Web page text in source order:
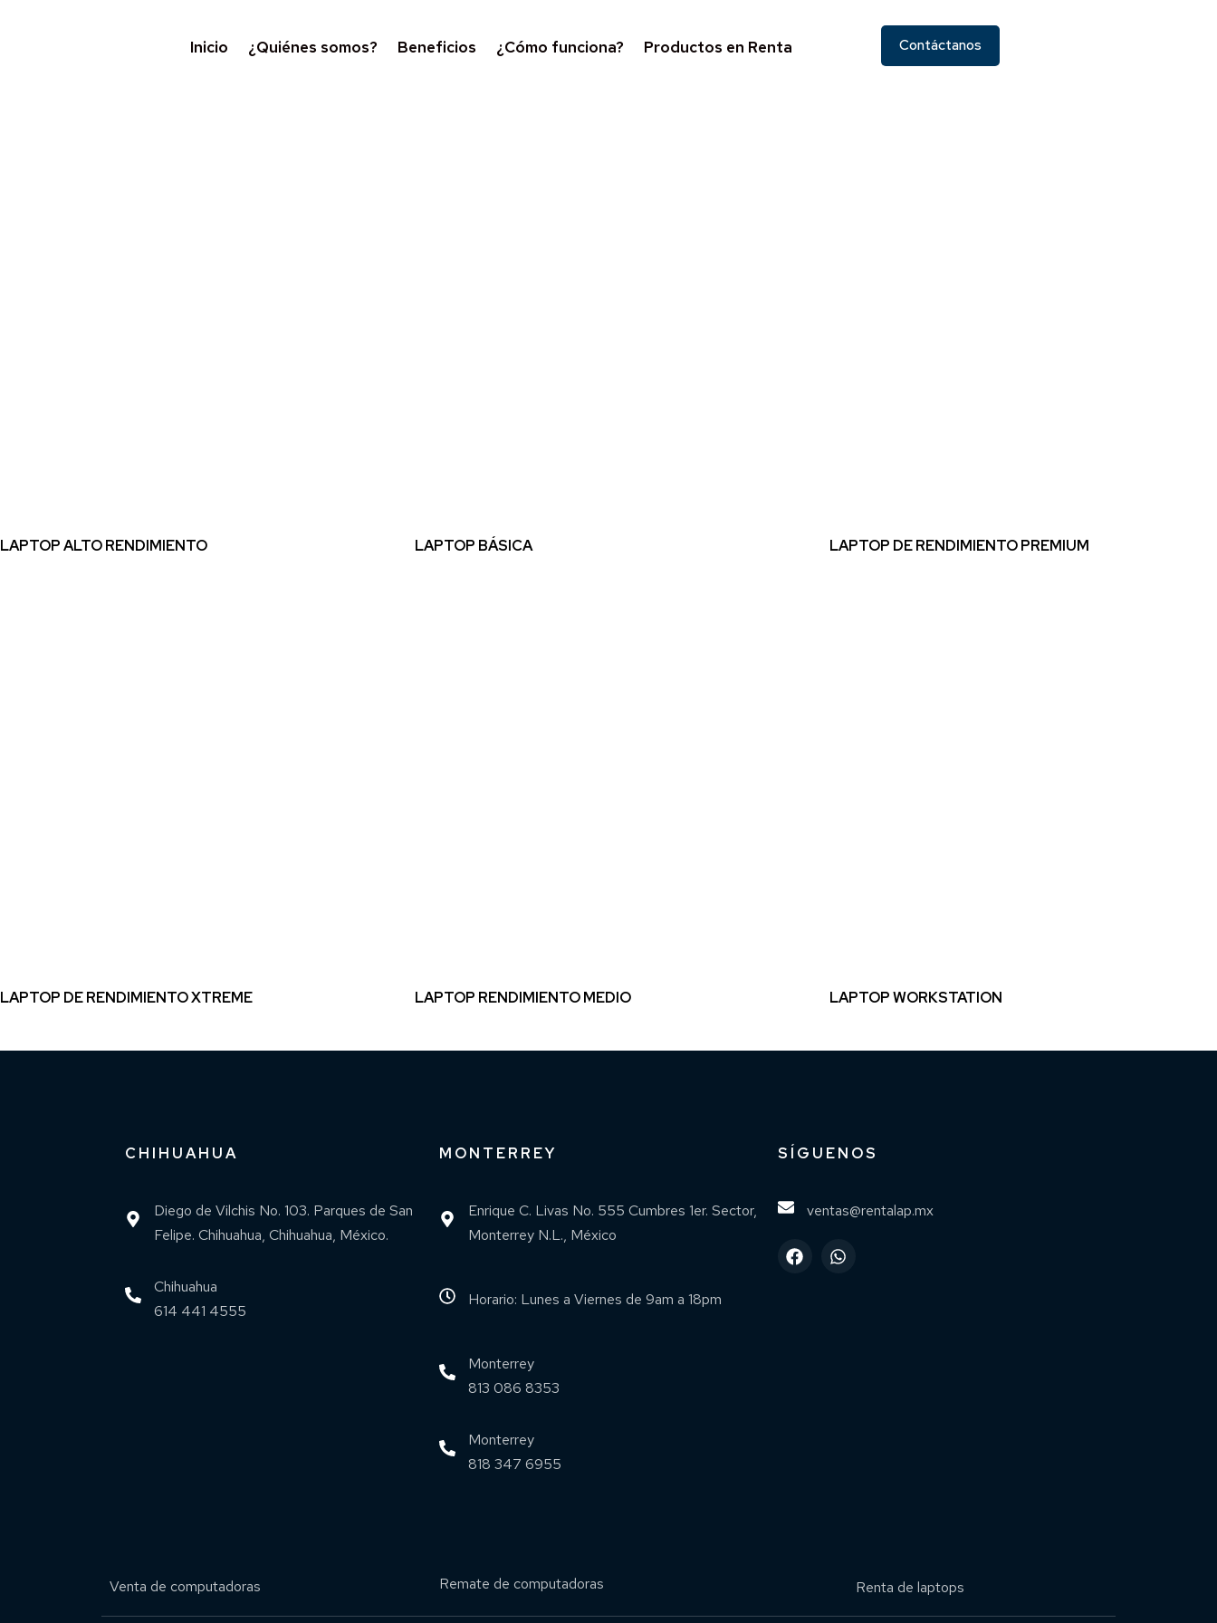
Inicio ¿Quiénes somos? Beneficios ¿Cómo funciona? Productos en Renta Contáctanos
LAPTOP ALTO RENDIMIENTO LAPTOP BÁSICA LAPTOP DE RENDIMIENTO PREMIUM
LAPTOP DE RENDIMIENTO XTREME LAPTOP RENDIMIENTO MEDIO LAPTOP WORKSTATION
CHIHUAHUA
Diego de Vilchis No. 103. Parques de San
Felipe. Chihuahua, Chihuahua, México.
Chihuahua
614 441 4555
MONTERREY
Enrique C. Livas No. 555 Cumbres 1er. Sector,
Monterrey N.L., México
Horario: Lunes a Viernes de 9am a 18pm
Monterrey
813 086 8353
Monterrey
818 347 6955
SÍGUENOS
ventas@rentalap.mx
Venta de computadoras Remate de computadoras Renta de laptops